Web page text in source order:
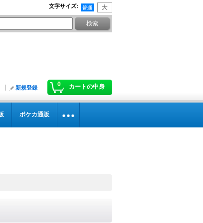
文字サイズ:
0 カートの中身
新規登録
ポケカ通販